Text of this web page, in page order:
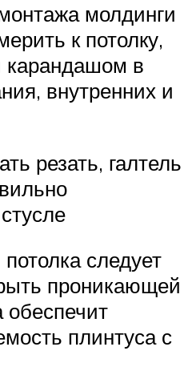
молдинги
к потолку,
карандашом в
внутренних и
резать, галтель
следует
проникающей
обеспечит
плинтуса с